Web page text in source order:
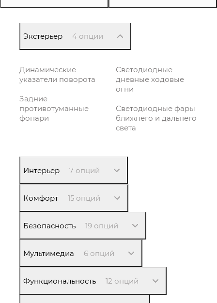
Экстерьер 4 опции
Динамические
указатели поворота
Задние
противотуманные
фонари
Светодиодные
дневные ходовые
огни
Светодиодные фары
ближнего и дальнего
света
Интерьер 7 опций
Комфорт 15 опций
Безопасность 19 опций
Мультимедиа 6 опций
Функциональность 12 опций